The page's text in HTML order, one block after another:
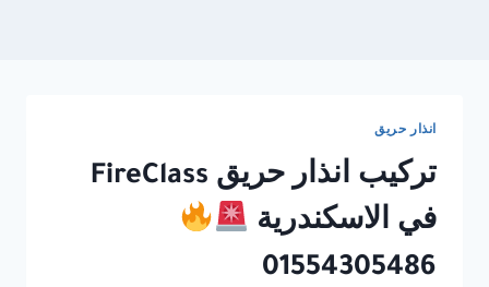
انذار حريق
تركيب انذار حريق FireClass
في الاسكندرية
01554305486